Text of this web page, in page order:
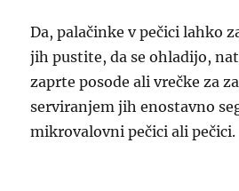
Da, palačinke v pečici lahko
jih pustite, da se ohladijo,
zaprte posode ali vrečke za
serviranjem jih enostavno
mikrovalovni pečici ali pečici.